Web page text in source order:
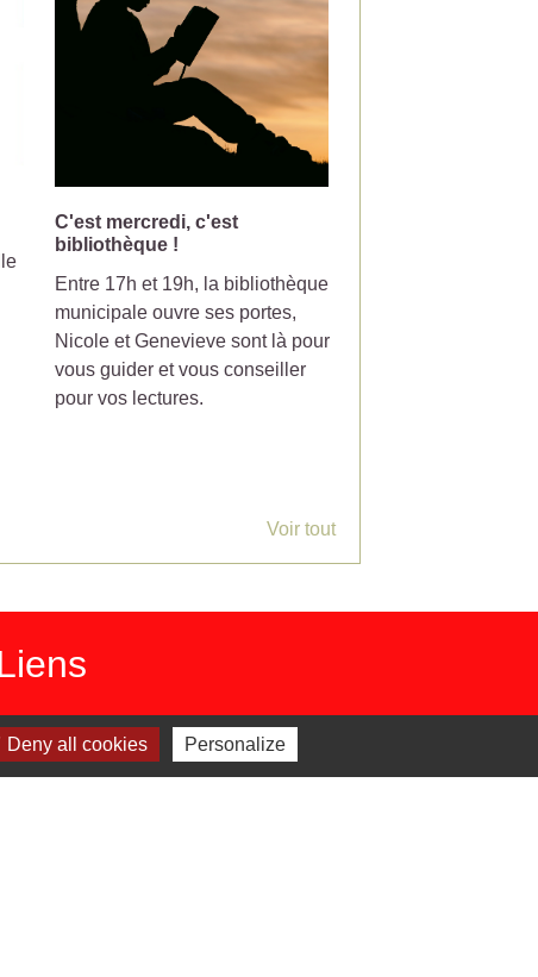
C'est mercredi, c'est
bibliothèque !
Entre 17h et 19h, la bibliothèque
municipale ouvre ses portes,
Nicole et Genevieve sont là pour
vous guider et vous conseiller
pour vos lectures.
Voir tout
Facebook - St Jean de Ceyrargues
de tourisme
Deny all cookies Personalize